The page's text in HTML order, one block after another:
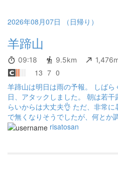
2026年08月07日 （日帰り）
羊蹄山
09:18 9.5km
13 7 0
羊蹄山は明日は雨の予報。 しば
日、アタックしました。 朝は若
らいからは大丈夫👌 ただ、非常
で無くなりそうでしたが、何とか
までギリギリでした。 もっと痩せ
risatosan